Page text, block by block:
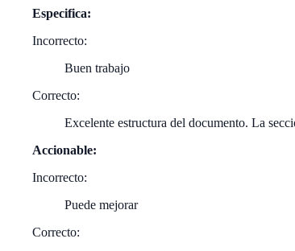
Especifica:
Incorrecto:
Buen trabajo
Correcto:
Excelente estructura del documento. La
Accionable:
Incorrecto:
Puede mejorar
Correcto: